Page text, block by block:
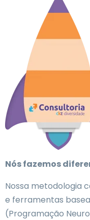
Nós fazemos
Nossa metodologia
e ferramentas
(Programação